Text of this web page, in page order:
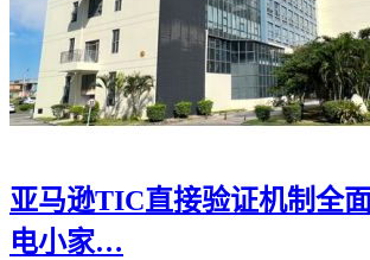
亚马逊TIC直接验证机制全
电小家…